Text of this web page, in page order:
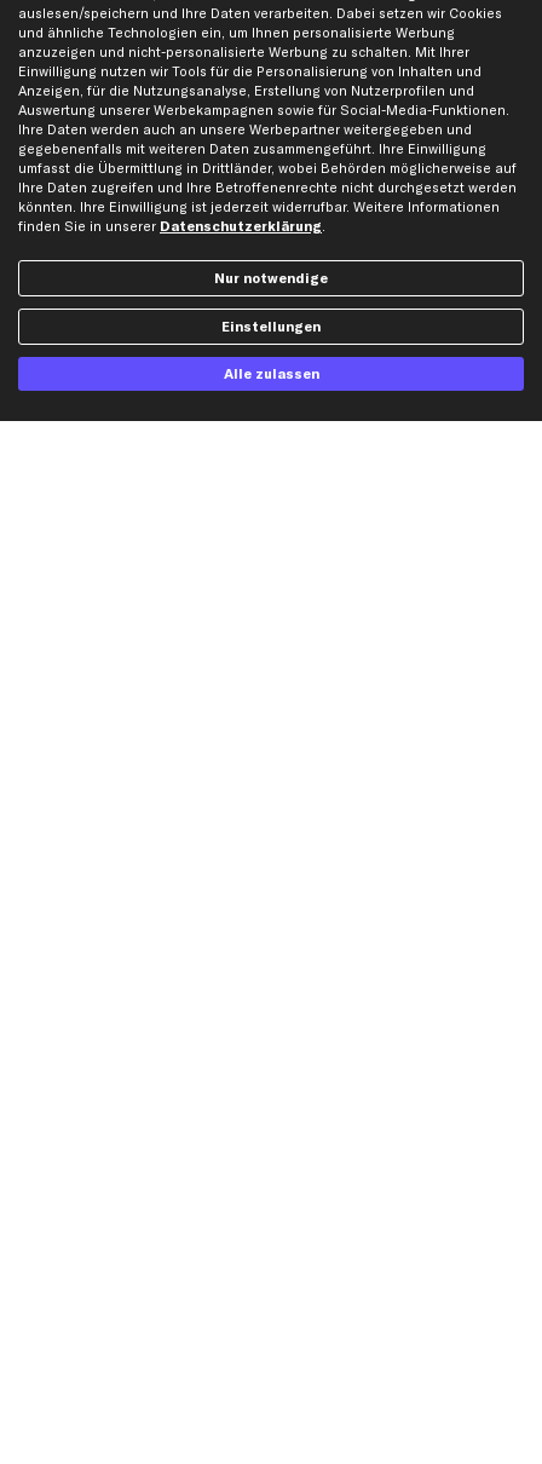
Ford Ersatzteile
Mercedes-Benz Ersatzteile
Opel Ersatzteile
Peugeot Ersatzteile
Renault Ersatzteile
Seat Ersatzteile
Skoda Ersatzteile
VW Ersatzteile
Jetzt APP Downloaden
auslesen/speichern und Ihre Daten verarbeiten. Dabei setzen wir Cookies
und ähnliche Technologien ein, um Ihnen personalisierte Werbung
anzuzeigen und nicht-personalisierte Werbung zu schalten. Mit Ihrer
Einwilligung nutzen wir Tools für die Personalisierung von Inhalten und
Anzeigen, für die Nutzungsanalyse, Erstellung von Nutzerprofilen und
Auswertung unserer Werbekampagnen sowie für Social-Media-Funktionen.
Ihre Daten werden auch an unsere Werbepartner weitergegeben und
gegebenenfalls mit weiteren Daten zusammengeführt. Ihre Einwilligung
umfasst die Übermittlung in Drittländer, wobei Behörden möglicherweise auf
Ihre Daten zugreifen und Ihre Betroffenenrechte nicht durchgesetzt werden
könnten. Ihre Einwilligung ist jederzeit widerrufbar. Weitere Informationen
finden Sie in unserer Datenschutzerklärung.
Nur notwendige
Einstellungen
Alle zulassen